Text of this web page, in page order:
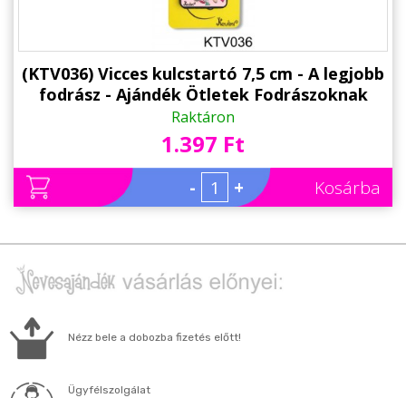
(KTV036) Vicces kulcstartó 7,5 cm - A legjobb
fodrász - Ajándék Ötletek Fodrászoknak
Raktáron
1.397 Ft
- + Kosárba
Nézz bele a dobozba fizetés előtt!
Ügyfélszolgálat